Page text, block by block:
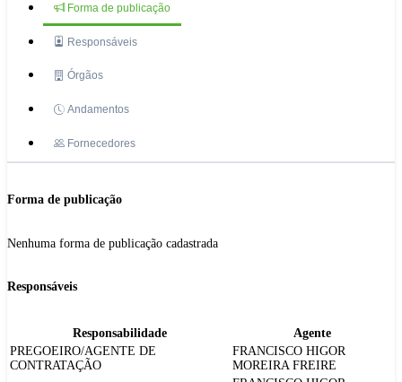
Forma de publicação
Responsáveis
Órgãos
Andamentos
Fornecedores
Forma de publicação
Nenhuma forma de publicação cadastrada
Responsáveis
Responsabilidade
Agente
PREGOEIRO/AGENTE DE
CONTRATAÇÃO
FRANCISCO HIGOR
MOREIRA FREIRE